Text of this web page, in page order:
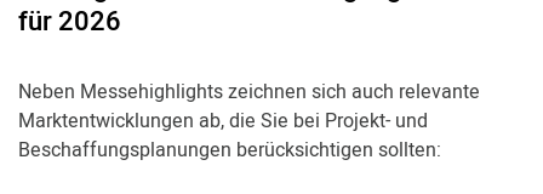
für 2026
Neben Messehighlights zeichnen sich auch relevante
Marktentwicklungen ab, die Sie bei Projekt- und
Beschaffungsplanungen berücksichtigen sollten: